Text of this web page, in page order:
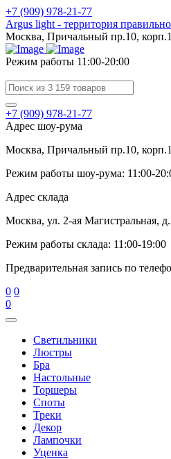
+7 (909) 978-21-77
Argus light - территория
Москва, Причальный пр.10, корп.1
Режим работы 11:00-20:00
+7 (909) 978-21-77
Адрес шоу-рума
Москва, Причальный пр.10, корп.1
Режим работы шоу-рума: 11:00-
Адрес склада
Москва, ул. 2-ая Магистральная,
Режим работы склада: 11:00-19:00
Предварительная запись по
0 0
0
Cветильники
Люстры
Бра
Настольные
Торшеры
Споты
Треки
Декор
Лампочки
Уценка